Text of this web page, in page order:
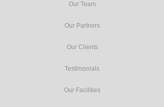
Our Team
Our Partners
Our Clients
Testimonials
Our Facilities